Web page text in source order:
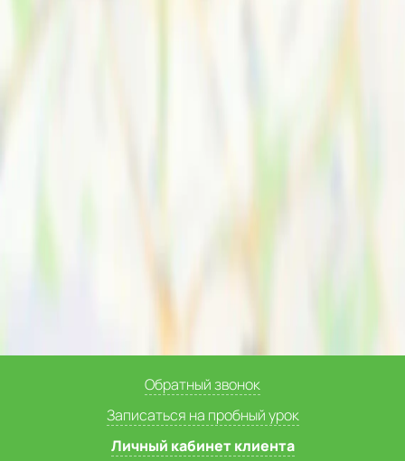
Обратный звонок
Записаться на пробный урок
Личный кабинет клиента